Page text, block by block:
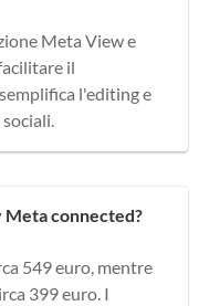
Meta View e
il
l'editing e
Meta connected?
549 euro, mentre
399 euro. I